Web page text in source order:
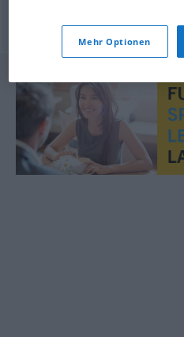
© OpenThesaurus.de
Mehr Optionen